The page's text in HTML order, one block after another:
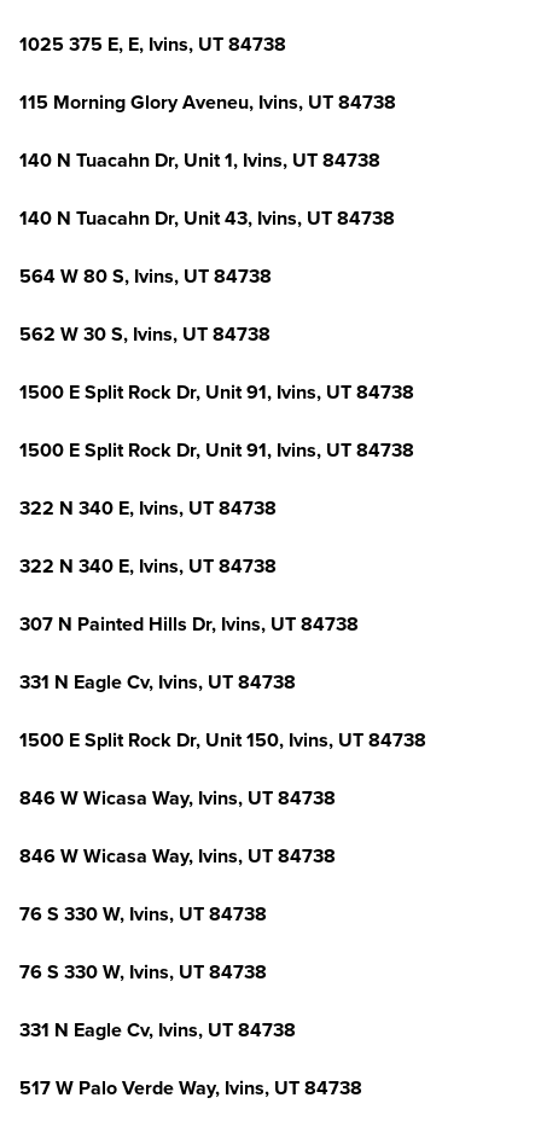
1025 375 E, E, Ivins, UT 84738
115 Morning Glory Aveneu, Ivins, UT 84738
140 N Tuacahn Dr, Unit 1, Ivins, UT 84738
140 N Tuacahn Dr, Unit 43, Ivins, UT 84738
564 W 80 S, Ivins, UT 84738
562 W 30 S, Ivins, UT 84738
1500 E Split Rock Dr, Unit 91, Ivins, UT 84738
1500 E Split Rock Dr, Unit 91, Ivins, UT 84738
322 N 340 E, Ivins, UT 84738
322 N 340 E, Ivins, UT 84738
307 N Painted Hills Dr, Ivins, UT 84738
331 N Eagle Cv, Ivins, UT 84738
1500 E Split Rock Dr, Unit 150, Ivins, UT 84738
846 W Wicasa Way, Ivins, UT 84738
846 W Wicasa Way, Ivins, UT 84738
76 S 330 W, Ivins, UT 84738
76 S 330 W, Ivins, UT 84738
331 N Eagle Cv, Ivins, UT 84738
517 W Palo Verde Way, Ivins, UT 84738